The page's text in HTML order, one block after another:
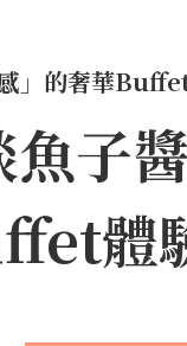
」的奢華
子
體